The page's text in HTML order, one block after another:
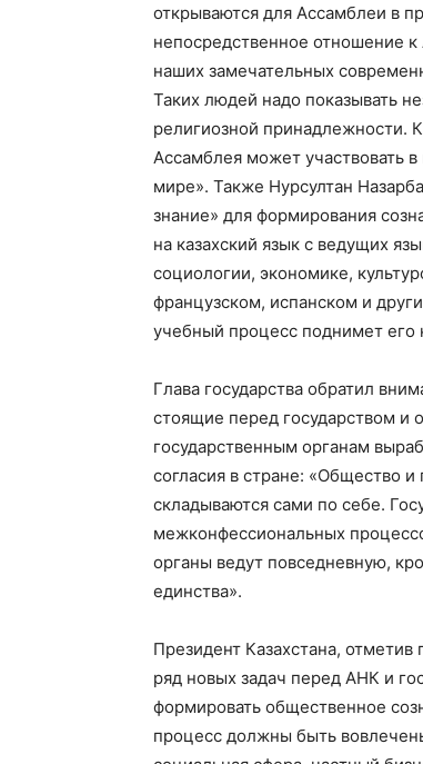
открываются для Ассамблеи в
непосредственное отношение
наших замечательных
Таких людей надо показывать
религиозной принадлежности.
Ассамблея может участвовать в
мире». Также Нурсултан
знание» для формирования
на казахский язык с ведущих
социологии, экономике,
французском, испанском и
учебный процесс поднимет его
Глава государства обратил
стоящие перед государством
государственным органам
согласия в стране: «Общество
складываются сами по себе.
межконфессиональных
органы ведут повседневную,
единства».
Президент Казахстана,
ряд новых задач перед АНК и
формировать общественное
процесс должны быть